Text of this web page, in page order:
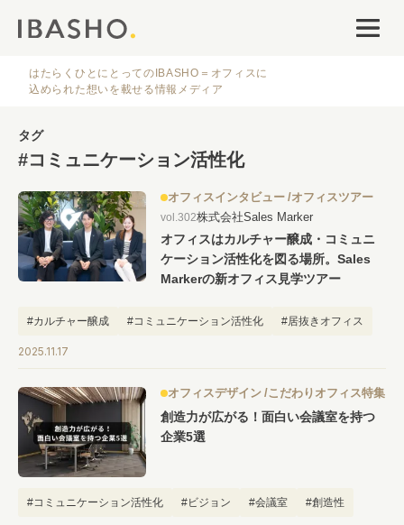
ファシリティナレッジ
IBASHOについて
人気のタグ
#働き方 #特集 #レイアウト #オフィス移転 #その他
#キャリア #ノウハウ #内装 #おしゃれオフィス #メリット
#こだわりオフィス #コスト
#フリーアドレス #ブランディング
はたらくひとにとってのIBASHO＝オフィスに
込められた想いを載せる情報メディア
タグ
#コミュニケーション活性化
オフィスインタビュー オフィスツアー
vol.302株式会社Sales Marker
オフィスはカルチャー醸成・コミュニ
ケーション活性化を図る場所。Sales
Markerの新オフィス見学ツアー
#カルチャー醸成 #コミュニケーション活性化 #居抜きオフィス
#恵比寿ガーデンプレイスタワー
2025.11.17
オフィスデザイン こだわりオフィス特集
創造力が広がる！面白い会議室を持つ
企業5選
#コミュニケーション活性化 #ビジョン #会議室 #創造性